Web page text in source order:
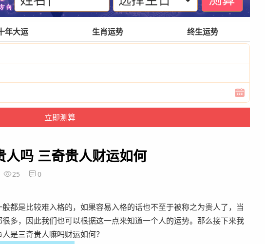
年大运 生肖运势 终生运势
吗 三奇贵人财运如何
25 0
都是比较难入格的，如果容易入格的话也不至于被称之为贵人了，当
多，因此我们也可以根据这一点来知道一个人的运势。那么接下来我
是三奇贵人嘛吗财运如何？